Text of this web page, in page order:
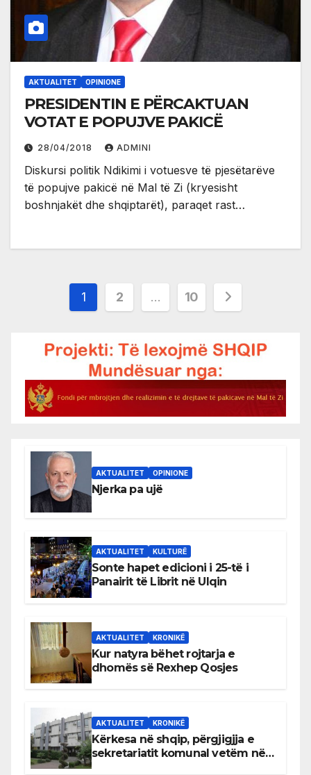
AKTUALITET OPINIONE
PRESIDENTIN E PËRCAKTUAN
VOTAT E POPUJVE PAKICË
28/04/2018 ADMINI
Diskursi politik Ndikimi i votuesve të pjesëtarëve
të popujve pakicë në Mal të Zi (kryesisht
boshnjakët dhe shqiptarët), paraqet rast…
Posts
1 2 … 10
AKTUALITET OPINIONE
Njerka pa ujë
AKTUALITET KULTURË
Sonte hapet edicioni i 25-të i
Panairit të Librit në Ulqin
AKTUALITET KRONIKË
Kur natyra bëhet rojtarja e
dhomës së Rexhep Qosjes
AKTUALITET KRONIKË
Kërkesa në shqip, përgjigjja e
sekretariatit komunal vetëm në